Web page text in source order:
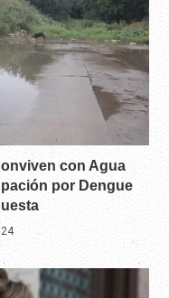
con Agua
por Dengue